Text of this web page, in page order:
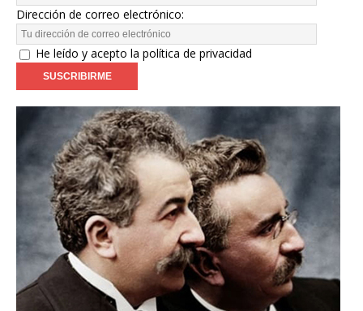
Dirección de correo electrónico:
He leído y acepto la política de privacidad